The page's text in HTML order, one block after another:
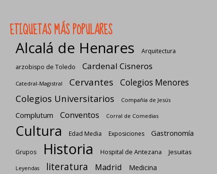
ETIQUETAS MÁS POPULARES
Alcalá de Henares
Arquitectura
arzobispo de Toledo
Cardenal Cisneros
Catedral-Magistral Cervantes Colegios Menores
Colegios Universitarios Compañía de Jesús
Complutum Conventos Corral de Comedias
Cultura Edad Media Exposiciones Gastronomía
Grupos Historia Hospital de Antezana Jesuitas
Leyendas literatura Madrid Medicina